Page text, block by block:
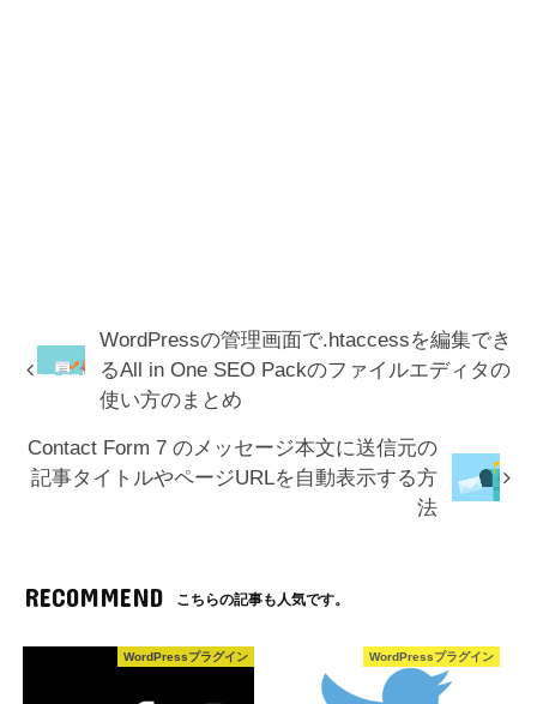
WordPressの管理画面で.htaccessを編集でき
るAll in One SEO Packのファイルエディタの
使い方のまとめ
Contact Form 7 のメッセージ本文に送信元の
記事タイトルやページURLを自動表示する方
法
RECOMMEND こちらの記事も人気です。
WordPressプラグイン WordPressプラグイン